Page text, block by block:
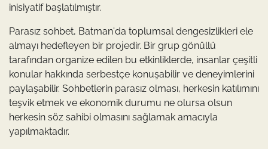
inisiyatif başlatılmıştır.
Parasız sohbet, Batman'da toplumsal dengesizlikleri ele
almayı hedefleyen bir projedir. Bir grup gönüllü
tarafından organize edilen bu etkinliklerde, insanlar çeşitli
konular hakkında serbestçe konuşabilir ve deneyimlerini
paylaşabilir. Sohbetlerin parasız olması, herkesin katılımını
teşvik etmek ve ekonomik durumu ne olursa olsun
herkesin söz sahibi olmasını sağlamak amacıyla
yapılmaktadır.